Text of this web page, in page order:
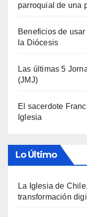
parroquial de una
Beneficios de
la Diócesis
Las últimas 5
(JMJ)
El sacerdote
Iglesia
Lo Último
La Iglesia de
transformación